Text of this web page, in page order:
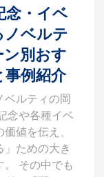
念・イベ
ベルテ
別おす
例紹介
ベルティの岡
念や各種イベ
値を伝え、
ための大き
その中でも